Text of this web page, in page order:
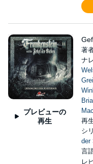
プレビューの
再生
著
ナ
再
シ
der
言
レ